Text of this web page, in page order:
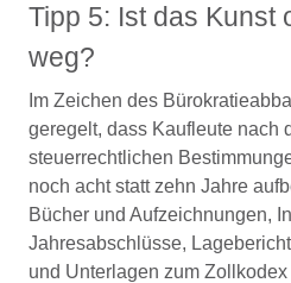
Tipp 5: Ist das Kunst
weg?
Im Zeichen des
geregelt, dass Kaufleute nach
steuerrechtlichen
noch acht statt zehn Jahre
Bücher und Aufzeichnungen,
Jahresabschlüsse,
und Unterlagen zum